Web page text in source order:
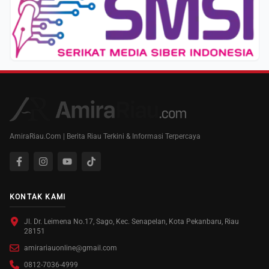
AmiraRiau.Com | Berita Riau Terkini & Informasi Terpercaya
KONTAK KAMI
Jl. Dr. Leimena No.17, Sago, Kec. Senapelan, Kota Pekanbaru, Riau
28151
amirariauonline@gmail.com
0812-7036-4999